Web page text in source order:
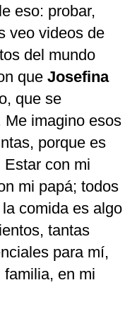
eso: probar,
veo videos de
del mundo
que Josefina
que se
Me imagino esos
porque es
con mi
mi papá; todos
comida es algo
tantas
para mí,
en mi